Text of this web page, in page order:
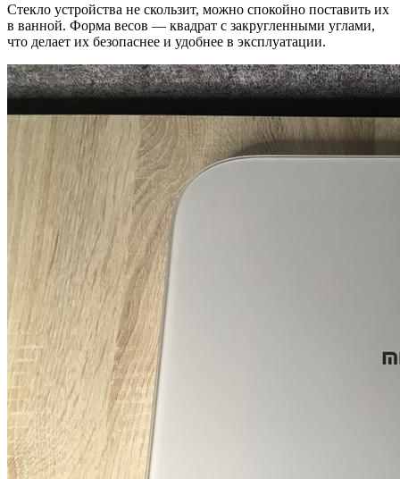
Стекло устройства не скользит, можно спокойно поставить их
в ванной. Форма весов — квадрат с закругленными углами,
что делает их безопаснее и удобнее в эксплуатации.